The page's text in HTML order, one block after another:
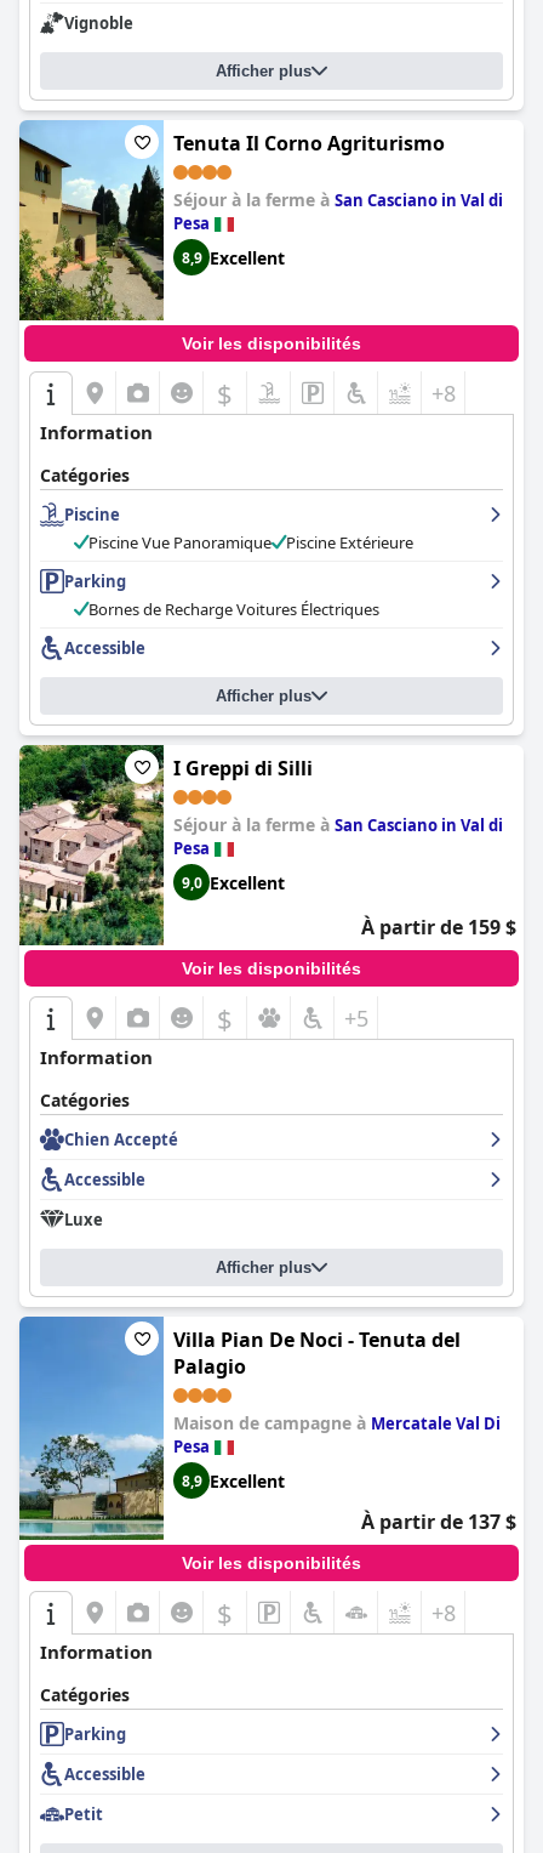
Vignoble
Afficher plus
Tenuta Il Corno Agriturismo
Séjour à la ferme à San Casciano in Val di
Pesa
8,9 Excellent
Voir les disponibilités
$ +8
Information
Catégories
Piscine
Piscine Vue Panoramique
Piscine Extérieure
Parking
Bornes de Recharge Voitures Électriques
Accessible
Afficher plus
I Greppi di Silli
Séjour à la ferme à San Casciano in Val di
Pesa
9,0 Excellent
À partir de 159 $
Voir les disponibilités
$ +5
Information
Catégories
Chien Accepté
Accessible
Luxe
Afficher plus
Villa Pian De Noci - Tenuta del
Palagio
Maison de campagne à Mercatale Val Di
Pesa
8,9 Excellent
À partir de 137 $
Voir les disponibilités
$ +8
Information
Catégories
Parking
Accessible
Petit